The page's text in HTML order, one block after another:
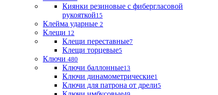
Киянки резиновые с фибергласовой
рукояткой15
Клейма ударные 2
Клещи 12
Клещи переставные7
Клещи торцевые5
Ключи 480
Ключи баллонные13
Ключи динамометрические1
Ключи для патрона от дрели5